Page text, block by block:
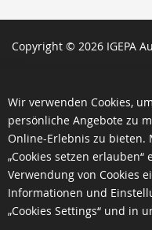
Copyright © 2026 IGEPA
Wir verwenden Cookies,
persönliche Angebote zu
Online-Erlebnis zu bieten.
„Cookies setzen
Verwendung von Cookies
Informationen und
„Cookies Settings“ und in